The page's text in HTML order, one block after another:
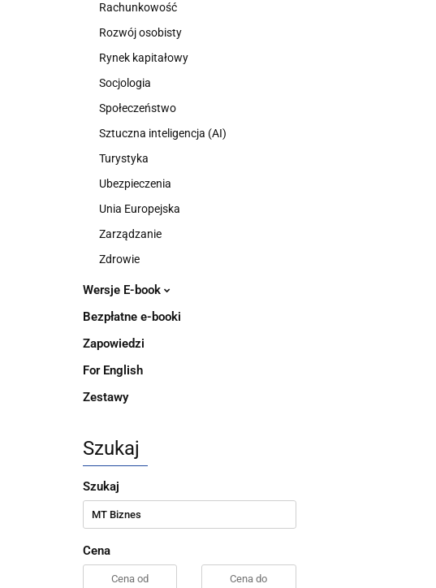
Rachunkowość
Rozwój osobisty
Rynek kapitałowy
Socjologia
Społeczeństwo
Sztuczna inteligencja (AI)
Turystyka
Ubezpieczenia
Unia Europejska
Zarządzanie
Zdrowie
Wersje E-book
Bezpłatne e-booki
Zapowiedzi
For English
Zestawy
Szukaj
Szukaj
Cena